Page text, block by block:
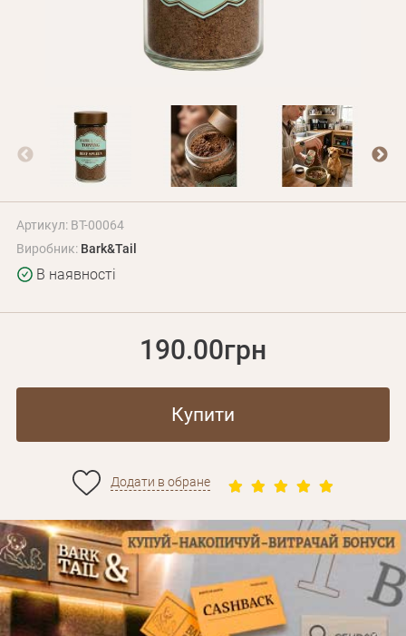
Контакти
+380 (95) 095-00-05
Артикул: BT-00064
Виробник: Bark&Tail
В наявності
190.00грн
Купити
Додати в обране